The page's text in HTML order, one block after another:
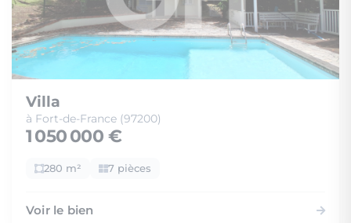
Villa
à Fort-de-France (97200)
1 050 000 €
280 m² 7 pièces
Voir le bien